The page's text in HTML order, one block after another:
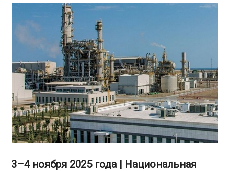
3–4 ноября 2025 года | Национальная